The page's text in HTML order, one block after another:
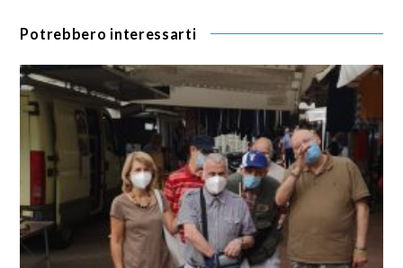
Potrebbero interessarti